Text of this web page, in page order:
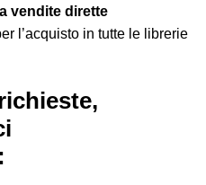
vendite dirette
l’acquisto in tutte le librerie